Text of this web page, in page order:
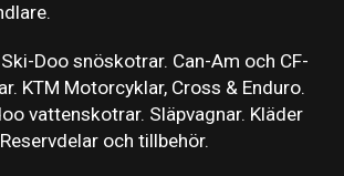
Doo snöskotrar. Can-Am och CF-
KTM Motorcyklar, Cross & Enduro.
vattenskotrar. Släpvagnar. Kläder
och tillbehör.